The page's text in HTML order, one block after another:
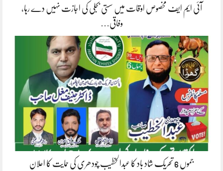
آئی ایم ایف مخصوص اوقات میں سستی بجلی کی اجازت نہیں دے رہا،
وفاقی…
جموں 6 تحریک شاد باد کا عبدالخطیب چودھری کی حمایت کا اعلان